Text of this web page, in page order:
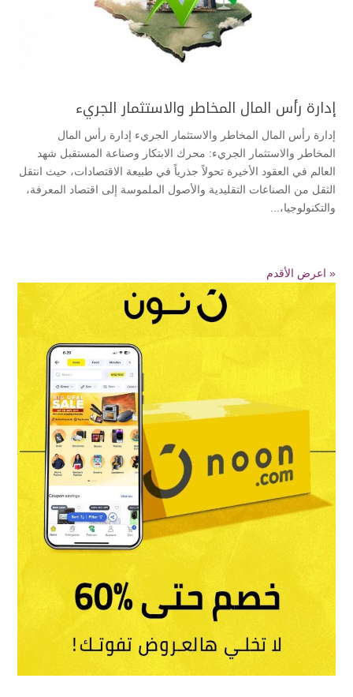
إدارة رأس المال المخاطر والاستثمار الجريء
إدارة رأس المال المخاطر والاستثمار الجريء إدارة رأس المال
المخاطر والاستثمار الجريء: محرك الابتكار وصناعة المستقبل ​شهد
العالم في العقود الأخيرة تحولاً جذرياً في طبيعة الاقتصادات، حيث انتقل
الثقل من الصناعات التقليدية والأصول الملموسة إلى اقتصاد المعرفة،
والتكنولوجيا،...
« اعرض الأقدم